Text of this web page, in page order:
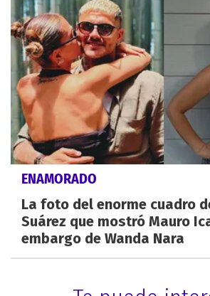
ENAMORADO
La foto del enorme cuadro
Suárez que mostró Mauro
embargo de Wanda Nara